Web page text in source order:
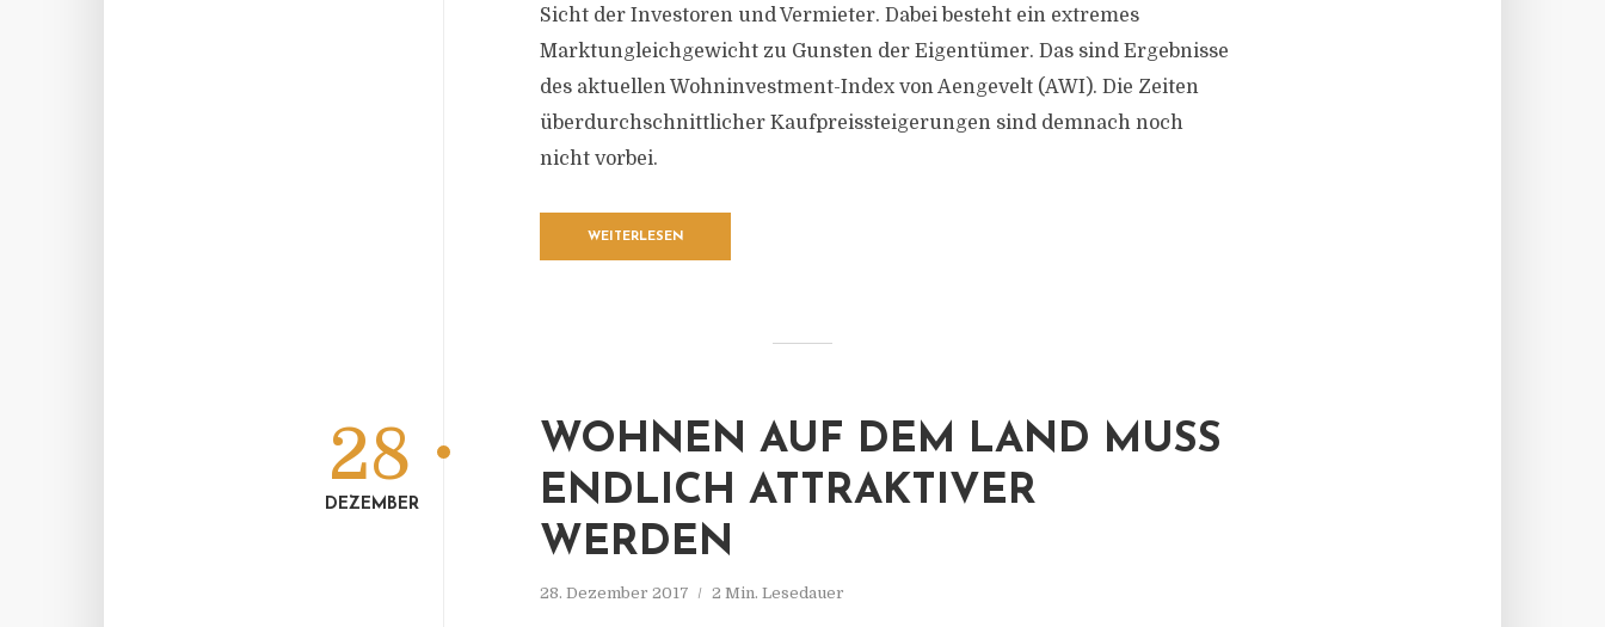
Sicht der Investoren und Vermieter. Dabei besteht ein extremes
Marktungleich­gewicht zu Gunsten der Eigentümer. Das sind Ergebnisse
des aktuellen Wohninvestment-Index von Aengevelt (AWI). Die Zeiten
überdurchschnittlicher Kaufpreissteigerungen sind demnach noch
nicht vorbei.
WEITERLESEN
WOHNEN AUF DEM LAND MUSS
ENDLICH ATTRAKTIVER
WERDEN
28. Dezember 2017 2 Min. Lesedauer
28
DEZEMBER